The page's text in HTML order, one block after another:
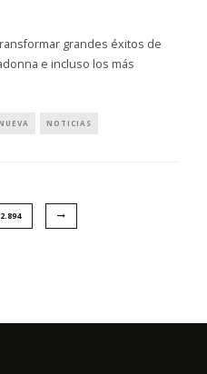
grandes éxitos de
e incluso los más
NOTICIAS
2.894